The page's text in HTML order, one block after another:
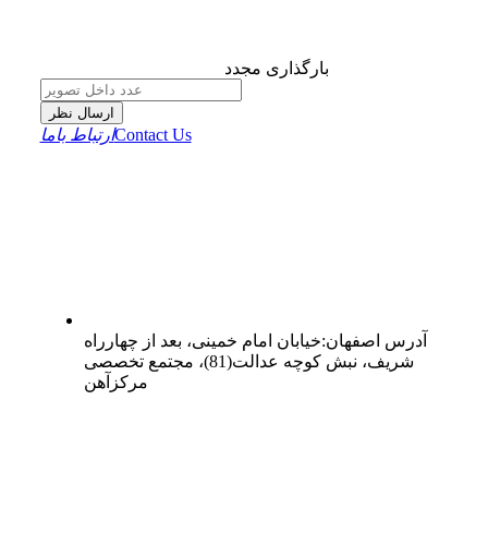
بارگذاری مجدد
ارسال نظر
ارتباط باماContact Us
آدرس اصفهان:خیابان امام خمینی، بعد از چهارراه
شریف، نبش کوچه عدالت(81)، مجتمع تخصصی
مرکزآهن